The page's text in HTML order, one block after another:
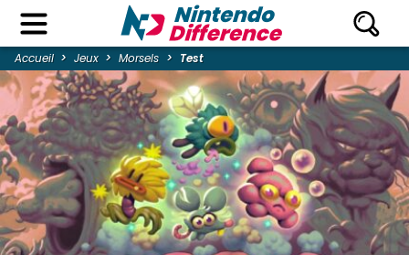
Accueil Jeux Morsels Test